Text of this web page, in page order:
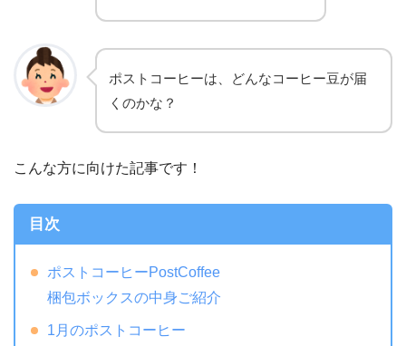
ポストコーヒーは、どんなコーヒー豆が届
くのかな？
こんな方に向けた記事です！
目次
ポストコーヒーPostCoffee
梱包ボックスの中身ご紹介
1月のポストコーヒー